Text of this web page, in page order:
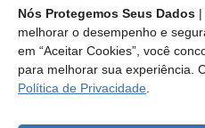
Nós Protegemos Seus Dados |
melhorar o desempenho e
em “Aceitar Cookies”, você
para melhorar sua experiência.
Política de Privacidade